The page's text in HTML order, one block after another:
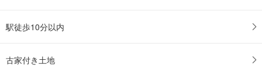
駅徒歩10分以内
古家付き土地